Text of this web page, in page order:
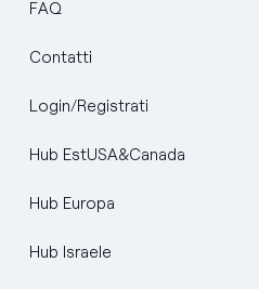
FAQ
Contatti
Login/Registrati
Hub EstUSA&Canada
Hub Europa
Hub Israele